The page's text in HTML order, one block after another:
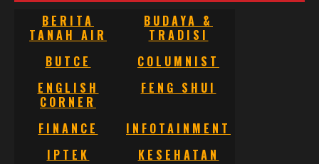
BERITA
TANAH AIR
BUDAYA &
TRADISI
BUTCE
COLUMNIST
ENGLISH
CORNER
FENG SHUI
FINANCE
INFOTAINMENT
IPTEK
KESEHATAN